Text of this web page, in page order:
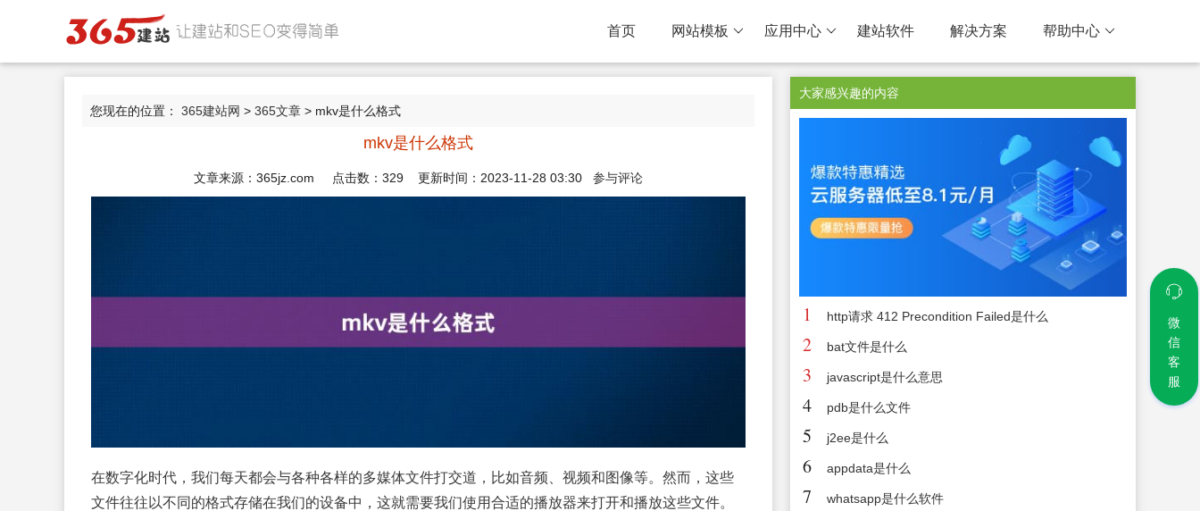
首页 网站模板 应用中心 建站软件 解决方案 帮助中心
您现在的位置： 365建站网 > 365文章 > mkv是什么格式
mkv是什么格式
文章来源：365jz.com 点击数：329 更新时间：2023-11-28 03:30参与评论
在数字化时代，我们每天都会与各种各样的多媒体文件打交道，比如音频、视频和图像等。然而，这些
文件往往以不同的格式存储在我们的设备中，这就需要我们使用合适的播放器来打开和播放这些文件。
大家感兴趣的内容
1 http请求 412 Precondition Failed是什么
2 bat文件是什么
3 javascript是什么意思
4 pdb是什么文件
5 j2ee是什么
6 appdata是什么
7 whatsapp是什么软件
微
信
客
服